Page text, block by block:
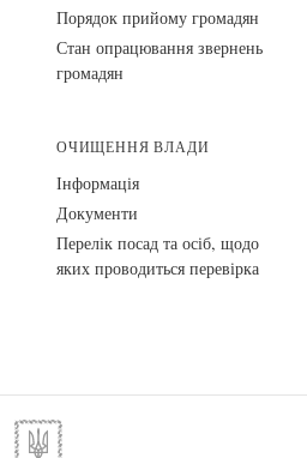
Порядок прийому громадян
Стан опрацювання звернень
громадян
ОЧИЩЕННЯ ВЛАДИ
Інформація
Документи
Перелік посад та осіб, щодо
яких проводиться перевірка